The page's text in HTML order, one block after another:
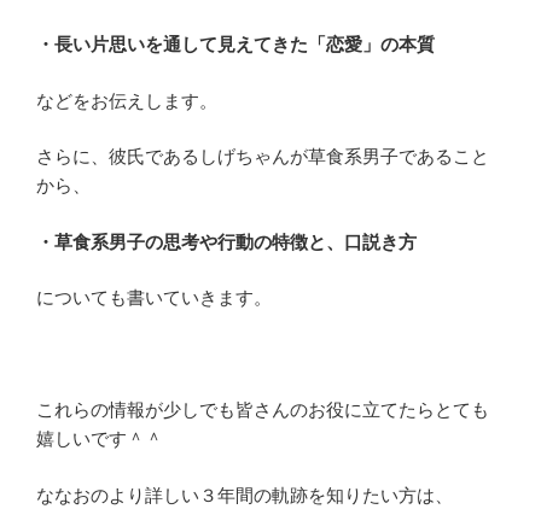
・長い片思いを通して見えてきた「恋愛」の本質
などをお伝えします。
さらに、彼氏であるしげちゃんが草食系男子であること
から、
・草食系男子の思考や行動の特徴と、口説き方
についても書いていきます。
これらの情報が少しでも皆さんのお役に立てたらとても
嬉しいです＾＾
ななおのより詳しい３年間の軌跡を知りたい方は、